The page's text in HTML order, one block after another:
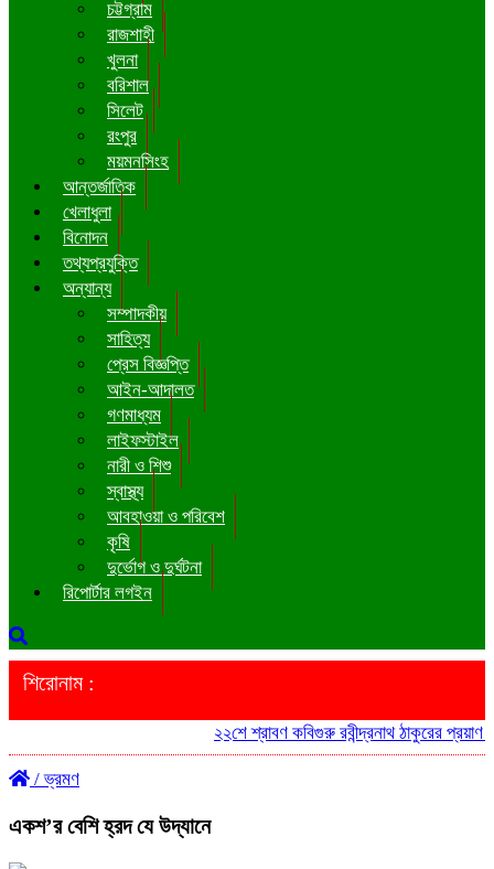
চট্টগ্রাম
রাজশাহী
খুলনা
বরিশাল
সিলেট
রংপুর
ময়মনসিংহ
আন্তর্জাতিক
খেলাধুলা
বিনোদন
তথ্যপ্রযুক্তি
অন্যান্য
সম্পাদকীয়
সাহিত্য
প্রেস বিজ্ঞপ্তি
আইন-আদালত
গণমাধ্যম
লাইফস্টাইল
নারী ও শিশু
স্বাস্থ্য
আবহাওয়া ও পরিবেশ
কৃষি
দুর্ভোগ ও দুর্ঘটনা
রিপোর্টার লগইন
শিরোনাম :
২২শে শ্রাবণ কবিগুরু রবীন্দ্রনাথ ঠাকুরের প্রয়াণ
/ভ্রমণ
একশ’র বেশি হ্রদ যে উদ্যানে